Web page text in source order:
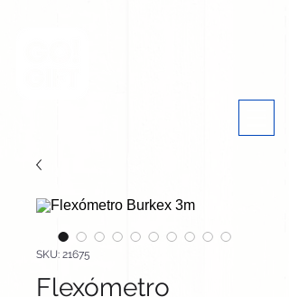
SKU: 21675
Flexómetro